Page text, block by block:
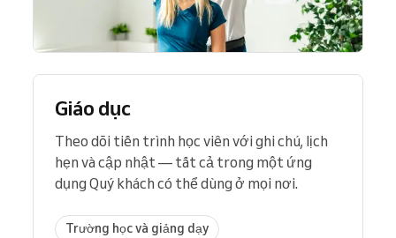
Giáo dục
Theo dõi tiến trình học viên với ghi chú, lịch
hẹn và cập nhật — tất cả trong một ứng
dụng Quý khách có thể dùng ở mọi nơi.
Trường học và giảng dạy